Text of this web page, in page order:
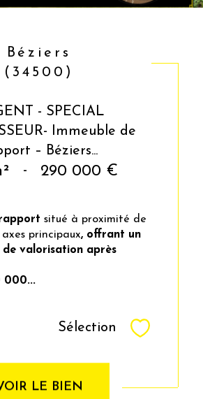
Béziers
(34500)
- SPECIAL
Immeuble de
– Béziers...
- 290 000 €
situé à proximité de
principaux, offrant un
valorisation après
000...
Sélection Sélectionner
LE BIEN